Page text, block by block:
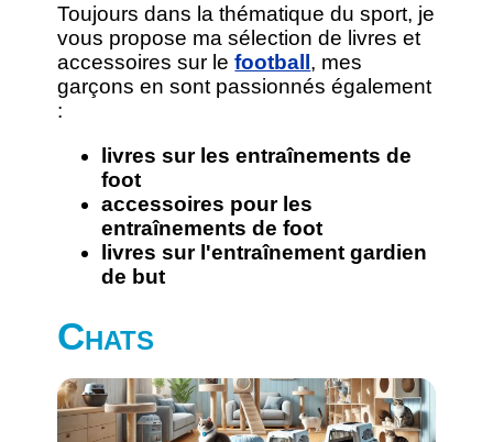
Toujours dans la thématique du sport, je
vous propose ma sélection de livres et
accessoires sur lefootball , mes
garçons en sont passionnés également
:
livres sur les entraînements de
foot
accessoires pour les
entraînements de foot
livres sur l'entraînement gardien
de but
Chats